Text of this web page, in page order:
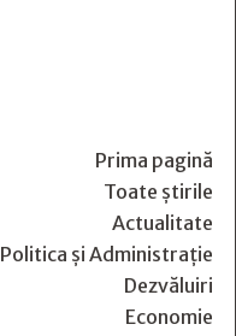
Prima pagină
Toate știrile
Actualitate
Politica și Administrație
Dezvăluiri
Economie